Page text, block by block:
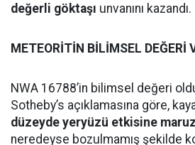
değerli göktaşı unvanını kazandı.
METEORİTİN BİLİMSEL DEĞERİ
NWA 16788’in bilimsel değeri
Sotheby’s açıklamasına göre,
düzeyde yeryüzü etkisine
neredeyse bozulmamış şekilde